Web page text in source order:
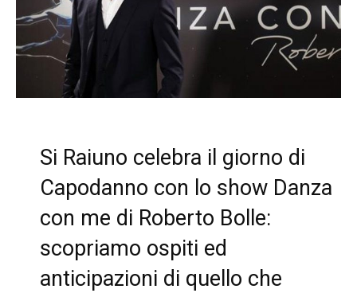
Si Raiuno celebra il giorno di
Capodanno con lo show Danza
con me di Roberto Bolle:
scopriamo ospiti ed
anticipazioni di quello che